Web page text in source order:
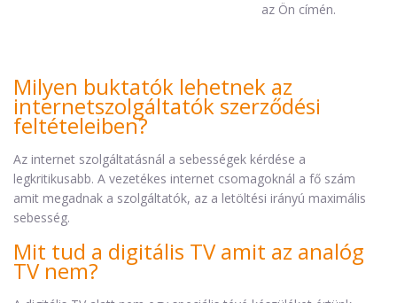
az Ön címén.
Milyen buktatók lehetnek az
internetszolgáltatók szerződési
feltételeiben?
Az internet szolgáltatásnál a sebességek kérdése a
legkritikusabb. A vezetékes internet csomagoknál a fő szám
amit megadnak a szolgáltatók, az a letöltési irányú maximális
sebesség.
Mit tud a digitális TV amit az analóg
TV nem?